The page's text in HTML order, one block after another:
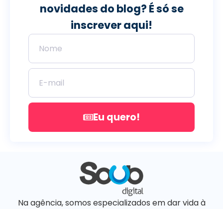
novidades do blog? É só se
inscrever aqui!
Eu quero!
Na agência, somos especializados em dar vida à